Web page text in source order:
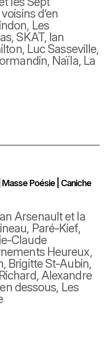
d’en
Les
SKAT, Ian
Luc Sasseville,
Naïla, La
Poésie | Caniche
Arsenault et la
Paré-Kief,
Claude
Heureux,
Brigitte St-Aubin,
Alexandre
dessous, Les